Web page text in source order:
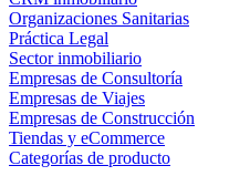
Organizaciones Sanitarias
Práctica Legal
Sector inmobiliario
Empresas de Consultoría
Empresas de Viajes
Empresas de Construcción
Tiendas y eCommerce
Categorías de producto